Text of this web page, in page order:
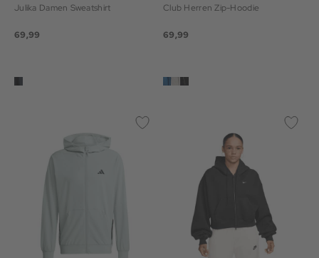
Julika Damen Sweatshirt
69,99
Club Herren Zip-Hoodie
69,99